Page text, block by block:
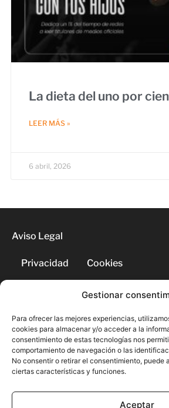
Gestionar
Para ofrecer las mejores experiencias,
cookies para almacenar y/o acceder a la
consentimiento de estas tecnologías nos
comportamiento de navegación o las
No consentir o retirar el consentimiento, puede
ciertas características y funciones.
Aceptar
La dieta del uno por
LEER MÁS »
6 abril, 2026
Aviso Legal
Privacidad Cookies
© 2026 | Todos los derechos